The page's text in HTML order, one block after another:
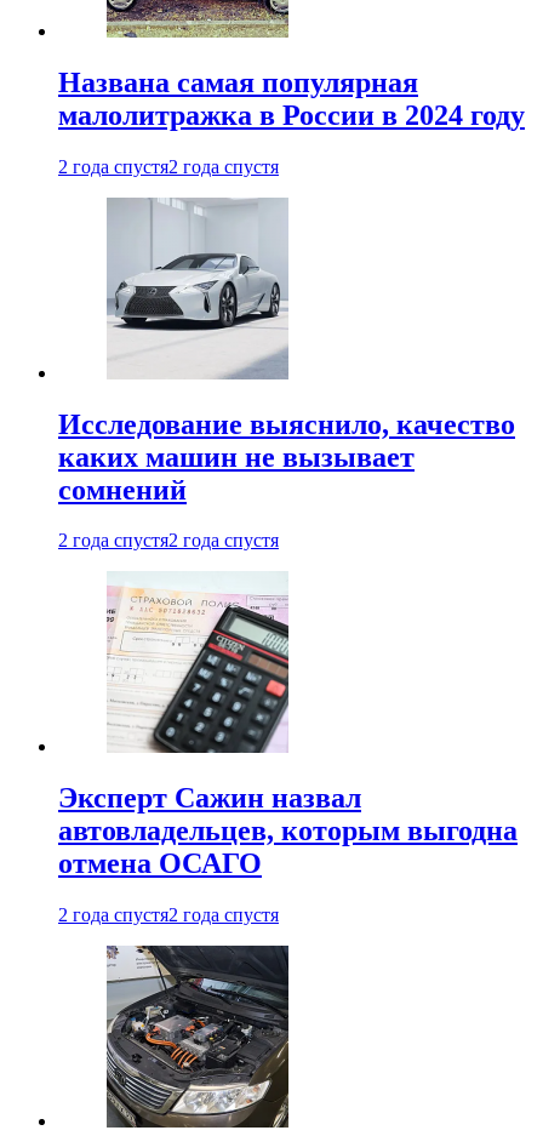
Названа самая популярная
малолитражка в России в 2024 году
2 года спустя2 года спустя
Исследование выяснило, качество
каких машин не вызывает
сомнений
2 года спустя2 года спустя
Эксперт Сажин назвал
автовладельцев, которым выгодна
отмена ОСАГО
2 года спустя2 года спустя